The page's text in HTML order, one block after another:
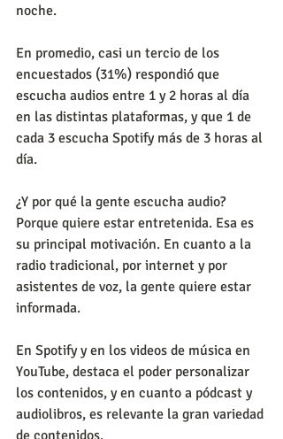
noche.
En promedio, casi un tercio de los
encuestados (31%) respondió que
escucha audios entre 1 y 2 horas al día
en las distintas plataformas, y que 1 de
cada 3 escucha Spotify más de 3 horas al
día.
¿Y por qué la gente escucha audio?
Porque quiere estar entretenida. Esa es
su principal motivación. En cuanto a la
radio tradicional, por internet y por
asistentes de voz, la gente quiere estar
informada.
En Spotify y en los videos de música en
YouTube, destaca el poder personalizar
los contenidos, y en cuanto a pódcast y
audiolibros, es relevante la gran variedad